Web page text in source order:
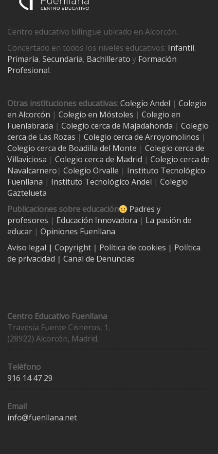
Centro educativo bilingüe ubicado en Alcorcón.
Concertado en todos los niveles educativos: Infantil,
Primaria, Secundaria, Bachillerato y Formación
Profesional.
Otras instituciones educativas: Colegio Andel | Colegio
en Alcorcón | Colegio en Móstoles | Colegio en
Fuenlabrada | Colegio cerca de Majadahonda | Colegio
cerca de Las Rozas | Colegio cerca de Arroyomolinos |
Colegio cerca de Boadilla del Monte | Colegio cerca de
Villaviciosa | Colegio cerca de Madrid | Colegio cerca de
Navalcarnero | Colegio Orvalle | Instituto Tecnológico
Fuenllana | Instituto Tecnológico Andel | Colegio
Gaztelueta
Publicaciones sobre educación
Padres y
profesores | Educación Innovadora | La pasión de
educar | Opiniones Fuenllana
Aviso legal | Copyright | Política de cookies | Política
de privacidad | Canal de Denuncias
Centro Educativo Fuenllana
Travesía Fuente Cisneros, 1.
(28922) Alcorcón, Madrid.
Teléfono
916 14 47 29
Email
info@fuenllana.net